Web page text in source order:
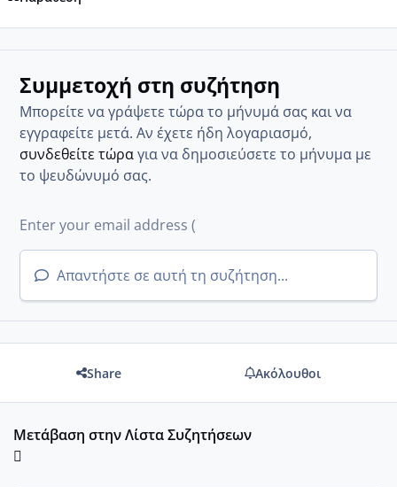
Συμμετοχή στη συζήτηση
Μπορείτε να γράψετε τώρα το μήνυμά σας και να
εγγραφείτε μετά. Αν έχετε ήδη λογαριασμό,
συνδεθείτε τώραγια να δημοσιεύσετε το μήνυμα με
το ψευδώνυμό σας.
Απαντήστε σε αυτή τη συζήτηση...
Share Ακόλουθοι
Μετάβαση στην Λίστα Συζητήσεων